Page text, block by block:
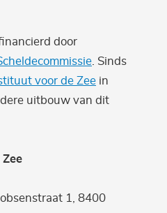
door
. Sinds
voor de Zee in
uitbouw van dit
1, 8400